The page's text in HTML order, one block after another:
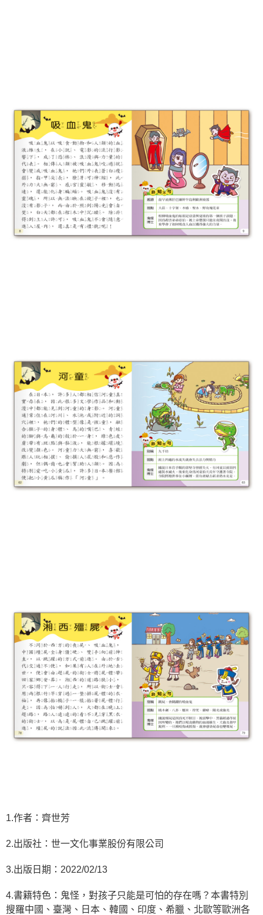
1.作者：齊世芳
2.出版社：世一文化事業股份有限公司
3.出版日期：2022/02/13
4.書籍特色：鬼怪，對孩子只能是可怕的存在嗎？本書特別
搜羅中國、臺灣、日本、韓國、印度、希臘、北歐等歐洲各